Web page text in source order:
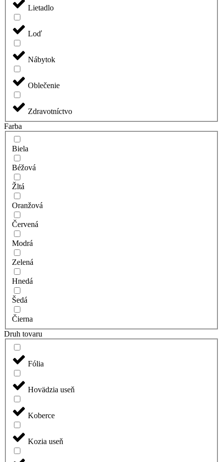
Lietadlo
Loď
Nábytok
Oblečenie
Zdravotníctvo
Farba
Biela
Béžová
Žltá
Oranžová
Červená
Modrá
Zelená
Hnedá
Šedá
Čierna
Druh tovaru
Fólia
Hovädzia useň
Koberce
Kozia useň